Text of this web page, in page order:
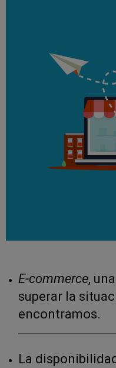
E-commerce,
superar la
encontramos.
La